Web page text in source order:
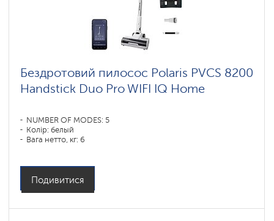
Бездротовий пилосос Polaris PVCS 8200
Handstick Duo Pro WIFI IQ Home
NUMBER OF MODES: 5
Колір: белый
Вага нетто, кг: 6
Подивитися